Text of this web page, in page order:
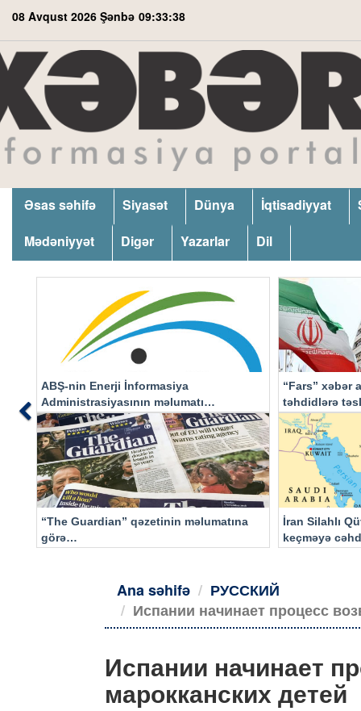
08 Avqust 2026 Şənbə 09:33:39
Əsas səhifə Siyasət Dünya İqtisadiyyat
Mədəniyyət
Digər Yazarlar Dil
ABŞ-nin Enerji İnformasiya
Administrasiyasının məlumatı
əsasında…
“Fars” xəbər
təhdidlərə
“The Guardian” qəzetinin məlumatına
görə…
İran Silahlı
keçməyə
Previous
Ana səhifə
РУССКИЙ
Испании начинает процесс
Испании начинает
марокканских детей